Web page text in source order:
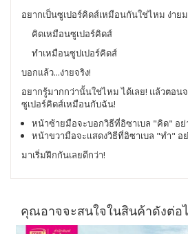
อยากเป็นซูเปอร์คิดส์เหมือนกันใช่ไหม ง่ายม
คิดเหมือนซูเปอร์คิดส์
ทำเหมือนซูปเปอร์คิดส์
บอกแล้ว...ง่ายจริง!
อยากรู้มากกว่านั้นใช่ไหม ได้เลย! แล้วตอนจ
ซูเปอร์คิดส์เหมือนกับฉัน!
หน้าซ้ายมือจะบอกวิธีที่อิซาเบล "คิด" อย่
หน้าขวามือจะเเสดงวิธีที่อิซาเบล "ทำ" อ
มาเริ่มฝึกกันเลยดีกว่า!
คุณอาจจะสนใจในสินค้าดังต่อ